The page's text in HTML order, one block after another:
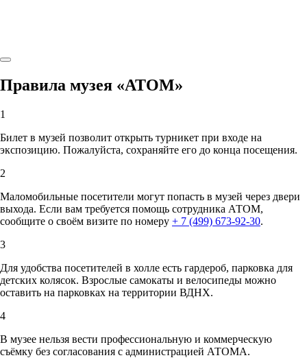
Правила музея «АТОМ»
1
Билет в музей позволит открыть турникет при входе на
экспозицию. Пожалуйста, сохраняйте его до конца посещения.
2
Маломобильные посетители могут попасть в музей через двери
выхода. Если вам требуется помощь сотрудника АТОМ,
сообщите о своём визите по номеру + 7 (499) 673-92-30.
3
Для удобства посетителей в холле есть гардероб, парковка для
детских колясок. Взрослые самокаты и велосипеды можно
оставить на парковках на территории ВДНХ.
4
В музее нельзя вести профессиональную и коммерческую
съёмку без согласования с администрацией АТОМА.